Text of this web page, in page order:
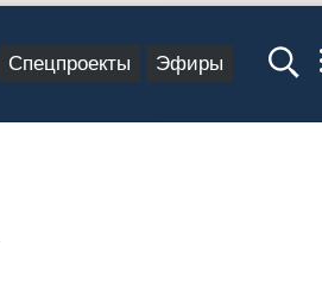
Спецпроекты Эфиры